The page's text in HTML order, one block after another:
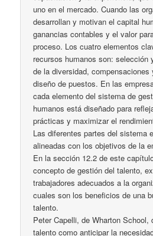
uno en el mercado. Cuando las
desarrollan y motivan el capital
ganancias contables y el valor
proceso. Los cuatro elementos
recursos humanos son: selección
de la diversidad,
diseño de puestos. En las
cada elemento del sistema de
humanos está diseñado para
prácticas y maximizar el
Las diferentes partes del sistema
alineadas con los objetivos de la
En la sección 12.2 de este
concepto de gestión del talento,
trabajadores adecuados a la
cuales son los beneficios de una
talento.
Peter Capelli, de Wharton School,
talento como anticipar la